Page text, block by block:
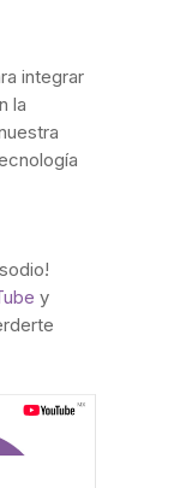
integrar
la
y